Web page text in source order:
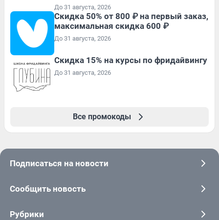
До 31 августа, 2026
Скидка 50% от 800 ₽ на первый заказ,
максимальная скидка 600 ₽
До 31 августа, 2026
Скидка 15% на курсы по фридайвингу
До 31 августа, 2026
Все промокоды
Подписаться на новости
Сообщить новость
Рубрики